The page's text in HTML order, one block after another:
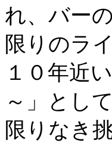
れ、バー
限りのラ
１０年近
～」とし
限りなき